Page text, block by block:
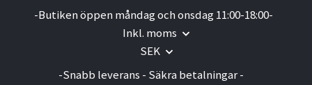
-Butiken öppen måndag och onsdag 11:00-18:00-
Inkl. moms
SEK
-Snabb leverans - Säkra betalningar -